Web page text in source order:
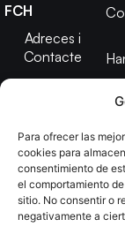
Para ofrecer las
cookies para
consentimiento de
el comportamiento
sitio. No consentir o
negativamente a
FCH
Adreces i
Contacte
Junta Directiva
2025
Estatuts
Transparència
Imatge